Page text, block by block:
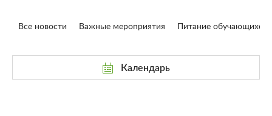
Все новости Важные мероприятия Питание обучающихся
Календарь